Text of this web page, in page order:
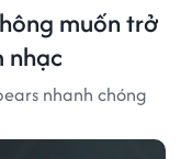
muốn trở
nhạc
nhanh chóng